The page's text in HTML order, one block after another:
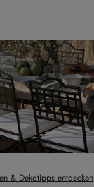
& Dekotipps entdecken